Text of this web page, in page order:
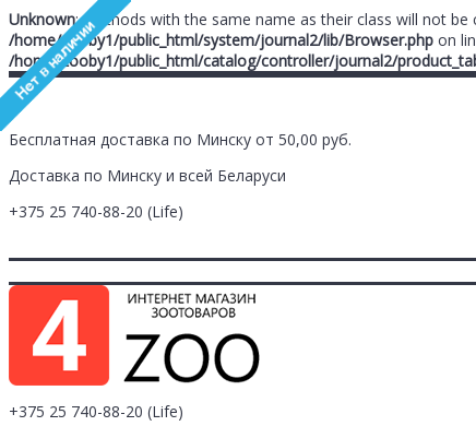
Unknown: Methods with the same name as their class will not
/home/zooby1/public_html/system/journal2/lib/Browser.php on
/home/zooby1/public_html/catalog/controller/journal2/
Бесплатная доставка по Минску от 50,00 руб.
Доставка по Минску и всей Беларуси
+375 25 740-88-20 (Life)
+375 25 740-88-20 (Life)